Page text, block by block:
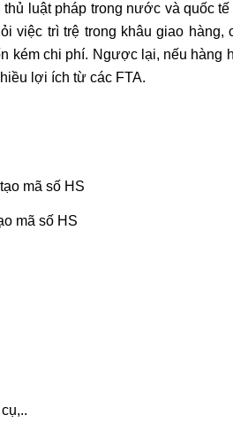
luật pháp trong nước và quốc
việc trì trệ trong khâu giao hàng,
kém chi phí. Ngược lại, nếu hàng
lợi ích từ các FTA.
mã số HS